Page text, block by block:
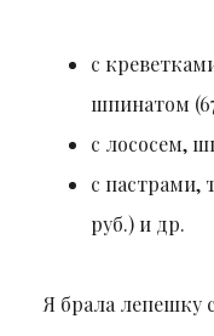
с
шпинатом
с лососем,
с пастрами,
руб.) и др.
Я брала лепешку